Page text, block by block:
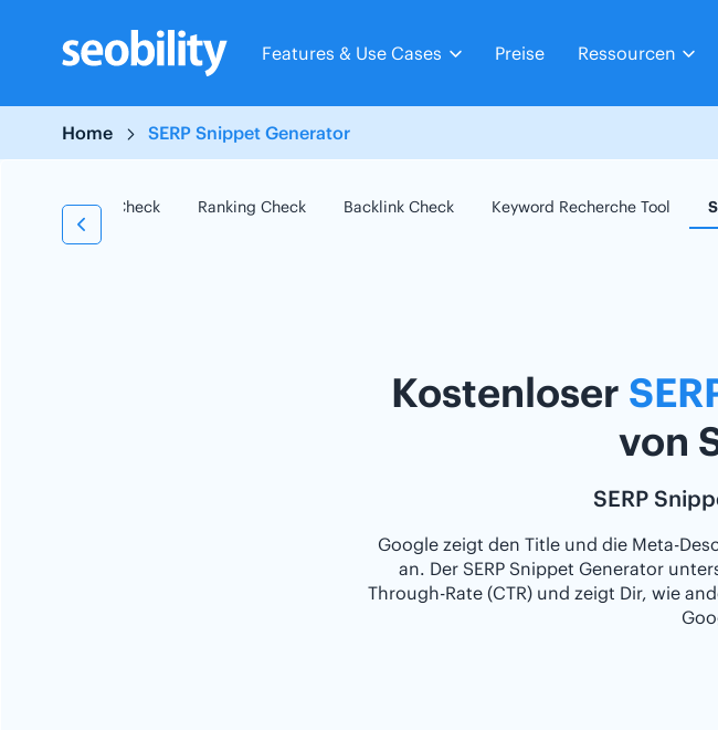
content
Features & Use Cases Preise Ressourcen
Home SERP Snippet Generator
SEO Check Ranking Check Backlink Check Keyword Recherche Tool
Kostenloser
von
SERP
Google zeigt den Title und die Meta-
an. Der SERP Snippet Generator
Through-Rate (CTR) und zeigt Dir, wie